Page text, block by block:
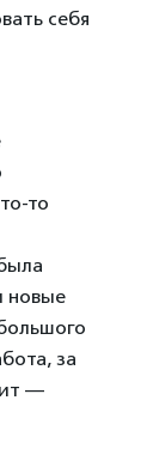
себя
то
новые
за
—